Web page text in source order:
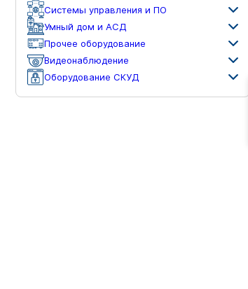
Системы управления и ПО
Умный дом и АСД
Прочее оборудование
Видеонаблюдение
Оборудование СКУД